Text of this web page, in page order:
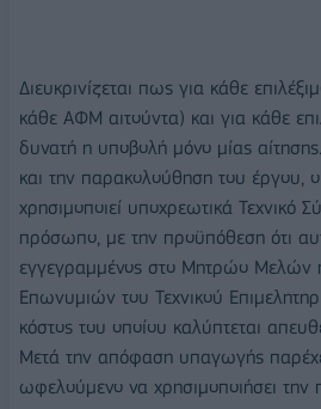
Διευκρινίζεται πως για κάθε
κάθε ΑΦΜ αιτούντα) και για κάθε
δυνατή η υποβολή μόνο μίας
και την παρακολούθηση του έργου,
χρησιμοποιεί υποχρεωτικά Τεχνικό
πρόσωπο, με την προϋπόθεση ότι
εγγεγραμμένος στο Μητρώο Μελών ή
Επωνυμιών του Τεχνικού
κόστος του οποίου καλύπτεται
Μετά την απόφαση υπαγωγής
ωφελούμενο να χρησιμοποιήσει την